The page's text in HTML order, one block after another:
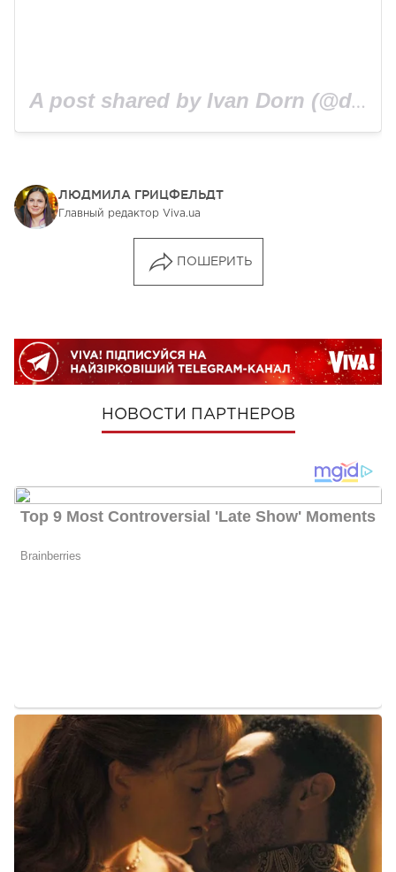
A post shared by Ivan Dorn (@dorn_ivan)
ЛЮДМИЛА ГРИЦФЕЛЬДТ
Главный редактор Viva.ua
ПОШЕРИТЬ
НОВОСТИ ПАРТНЕРОВ